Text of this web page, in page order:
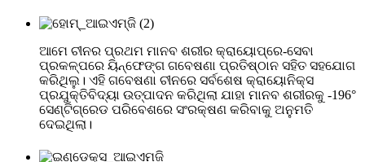
ଆମେ ଚୀନର ପ୍ରଥମ ମାନବ ଶରୀର କ୍ରାୟୋପ୍ରେ-ସେବା
ପ୍ରକଳ୍ପରେ ୟିନ୍ଫେଙ୍ଗ ଗବେଷଣା ପ୍ରତିଷ୍ଠାନ ସହିତ ସହଯୋଗ
କରିଥିଲୁ। ଏହି ଗବେଷଣା ଚୀନରେ ସର୍ବଶେଷ କ୍ରାୟୋନିକ୍ସ
ପ୍ରଯୁକ୍ତିବିଦ୍ୟା ଉତ୍ପାଦନ କରିଥିଲା ​​ଯାହା ମାନବ ଶରୀରକୁ -196°
ସେଣ୍ଟିଗ୍ରେଡ ପରିବେଶରେ ସଂରକ୍ଷଣ କରିବାକୁ ଅନୁମତି
ଦେଇଥିଲା।